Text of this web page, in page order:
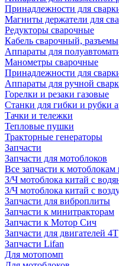
Принадлежности для
Магниты держатели для
Редукторы сварочные
Кабель сварочный, разъемы
Аппараты для
Манометры сварочные
Принадлежности для
Аппараты для ручной
Горелки и резаки газовые
Станки для гибки и рубки
Тачки и тележки
Тепловые пушки
Тракторные генераторы
Запчасти
Запчасти для мотоблоков
Все запчасти к мотоблокам
З/Ч мотоблока китай с
З/Ч мотоблока китай с
Запчасти для виброплиты
Запчасти к минитракторам
Запчасти к Мотор Сич
Запчасти для двигателей 4Т
Запчасти Lifan
Для мотопомп